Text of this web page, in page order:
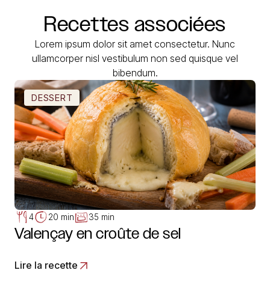
Recettes associées
Lorem ipsum dolor sit amet consectetur. Nunc
ullamcorper nisl vestibulum non sed quisque vel
bibendum.
DESSERT
4 20 min 35 min
Valençay en croûte de sel
Lire la recette